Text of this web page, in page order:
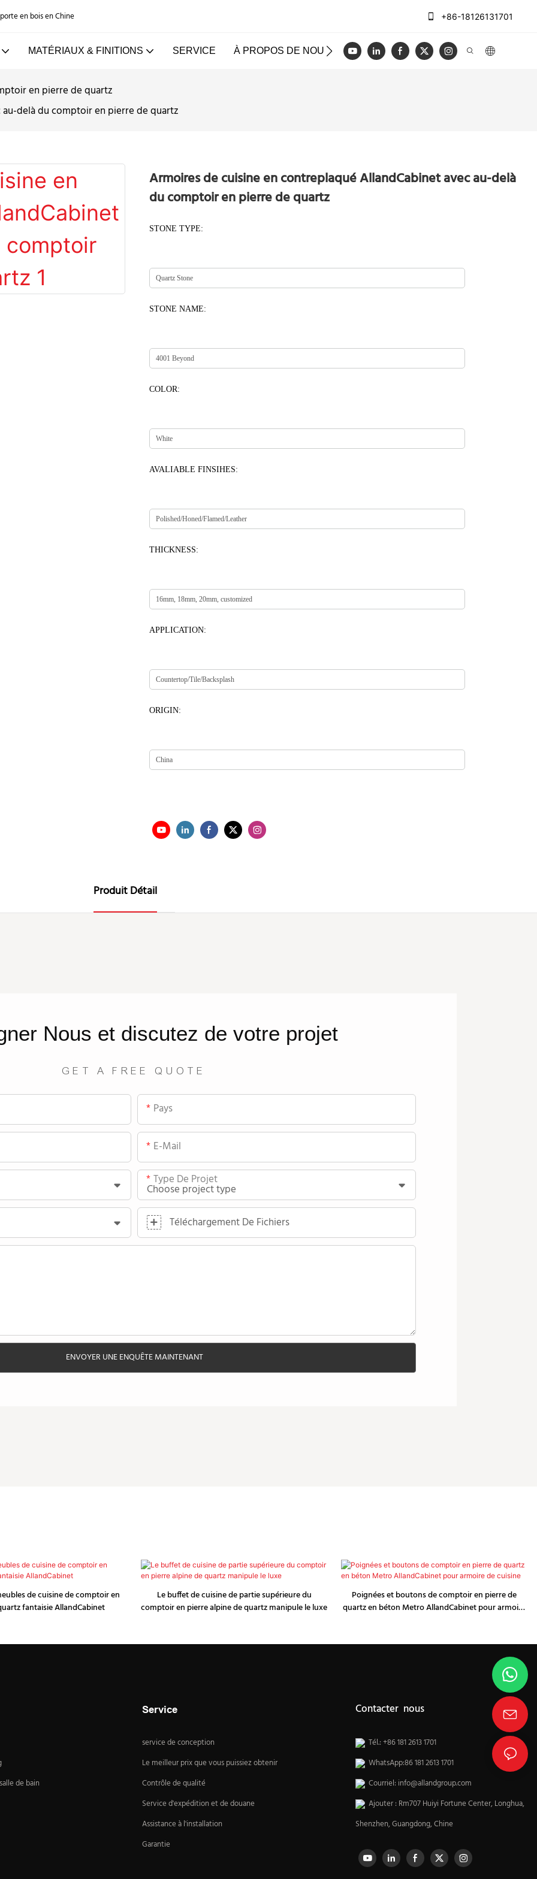
en bois en Chine +86-18126131701
MATÉRIAUX & FINITIONS SERVICE À PROPOS DE NOUS CAS BLOG VIDÉO NOUS
en pierre de quartz
delà du comptoir en pierre de quartz
Armoires de cuisine en contreplaqué AllandCabinet avec au-delà
du comptoir en pierre de quartz
STONE TYPE:
STONE NAME:
COLOR:
AVALIABLE FINSIHES:
THICKNESS:
APPLICATION:
ORIGIN:
Produit Détail
Nous et discutez de votre projet
GET A FREE QUOTE
Pays
E-Mail
Type De Projet
Téléchargement De Fichiers
ENVOYER UNE ENQUÊTE MAINTENANT
de cuisine de comptoir en
fantaisie AllandCabinet
Le buffet de cuisine de partie supérieure du
comptoir en pierre alpine de quartz manipule le luxe
Poignées et boutons de comptoir en pierre de
quartz en béton Metro AllandCabinet pour armoire
de bain
Service
service de conception
Le meilleur prix que vous puissiez obtenir
Contrôle de qualité
Service d'expédition et de douane
Assistance à l'installation
Garantie
Contacter nous
Tél.: +86 181 2613 1701
WhatsApp:86 181 2613 1701
Courriel: info@allandgroup.com
Ajouter : Rm707 Huiyi Fortune Center, Longhua,
Shenzhen, Guangdong, Chine